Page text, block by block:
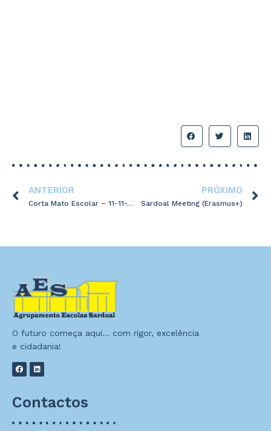
ANTERIOR
Corta Mato Escolar – 11-11-2025
PRÓXIMO
Sardoal Meeting (Erasmus+)
O futuro começa aqui… com rigor, excelência
e cidadania!
Contactos